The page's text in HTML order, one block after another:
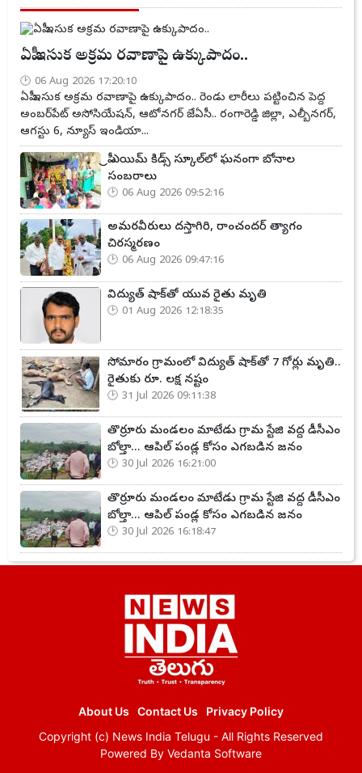
ఏపీ ఇసుక అక్రమ రవాణాపై ఉక్కుపాదం..
06 Aug 2026 17:20:10
ఏపీ ఇసుక అక్రమ రవాణాపై ఉక్కుపాదం.. రెండు లారీలు పట్టించిన పెద్ద
అంబర్‌పేట్ అసోసియేషన్, ఆటోనగర్ జేఏసీ.. రంగారెడ్డి జిల్లా, ఎల్బీనగర్,
ఆగస్టు 6, న్యూస్ ఇండియా...
ప్రీ ఎయిమ్ కిడ్స్ స్కూల్‌లో ఘనంగా బోనాల
సంబరాలు
06 Aug 2026 09:52:16
అమరవీరులు దస్తాగిరి, రాంచందర్ త్యాగం
చిరస్మరణం
06 Aug 2026 09:47:16
విద్యుత్ షాక్‌తో యువ రైతు మృతి
01 Aug 2026 12:18:35
సోమారం గ్రామంలో విద్యుత్ షాక్‌తో 7 గోర్లు మృతి..
రైతుకు రూ. లక్ష నష్టం
31 Jul 2026 09:11:38
తొర్రూరు మండలం మాటేడు గ్రామ స్టేజి వద్ద డీసీఎం
బోల్తా... ఆపిల్ పండ్ల కోసం ఎగబడిన జనం
30 Jul 2026 16:21:00
తొర్రూరు మండలం మాటేడు గ్రామ స్టేజి వద్ద డీసీఎం
బోల్తా... ఆపిల్ పండ్ల కోసం ఎగబడిన జనం
30 Jul 2026 16:18:47
About Us Contact Us
Privacy Policy
Copyright (c) News India Telugu - All Rights Reserved
Powered By Vedanta Software